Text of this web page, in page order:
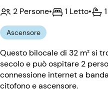
2 Persone• 1 Letto•
Ascensore
Questo bilocale di 32 m² si
secolo e può ospitare 2
connessione internet a
citofono e ascensore.